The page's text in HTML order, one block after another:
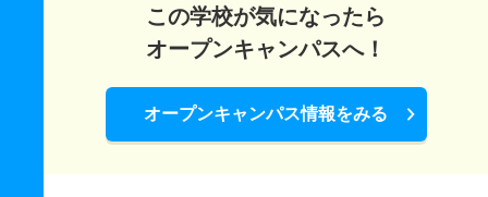
この学校が気になったら
オープンキャンパスへ！
オープンキャンパス情報をみる